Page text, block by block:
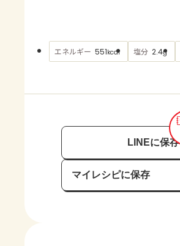
AJINOMOTO PARK とは
エネルギー 551kcal 塩分 2.4g
LINEに保存
マイレシピに保存
保存済み